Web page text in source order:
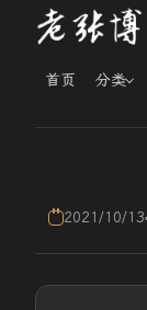
首页 分类
2021/10/13